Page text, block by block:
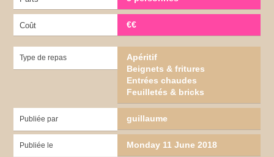
Coût €€
Type de repas
Apéritif
Beignets & fritures
Entrées chaudes
Feuilletés & bricks
Publiée par guillaume
Publiée le Monday 11 June 2018